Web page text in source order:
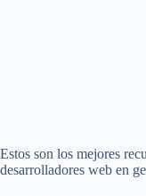
Estos son los mejores
desarrolladores web en